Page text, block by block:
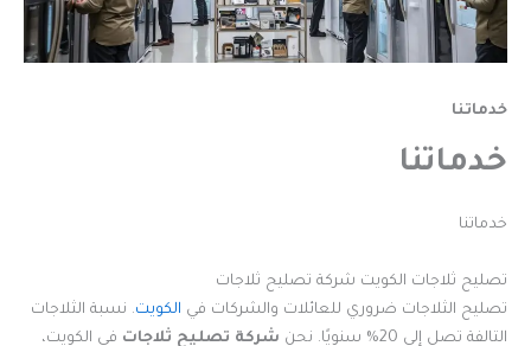
خدماتنا
خدماتنا
خدماتنا
تصليح ثلاجات الكويت شركة تصليح ثلاجات
تصليح الثلاجات ضروري للعائلات والشركات في الكويت. نسبة الثلاجات
التالفة تصل إلى 20% سنويًا. نحن
شركة تصليح ثلاجات في الكويت،